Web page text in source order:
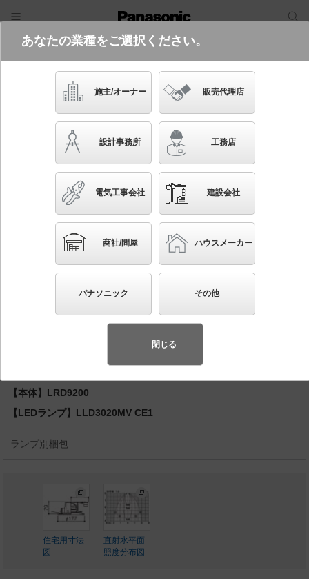
電気・建築設備（ビジネス）
フリーワード
品番・キーワード
かんたん照度計算
XED3230V CE1
起動方式違いの商品を見る
天井埋込型 LED（温白色） 軒下用ダウンライト・ポ
ーチライト 美ルック・浅型8H・高気密SB形・ビーム
角24度・集光タイプ LEDフラットランプ交換型・防湿
型・防雨型／埋込穴φ150 パネル付型 110Vダイクー
【本体】LRD9200
【LEDランプ】LLD3020MV CE1
ランプ別梱包
住宅用寸法
図
直射水平面
照度分布図
あなたの業種をご選択ください。
施主/オーナー 販売代理店
設計事務所 工務店
電気工事会社 建設会社
商社/問屋 ハウスメーカー
パナソニック その他
閉じる